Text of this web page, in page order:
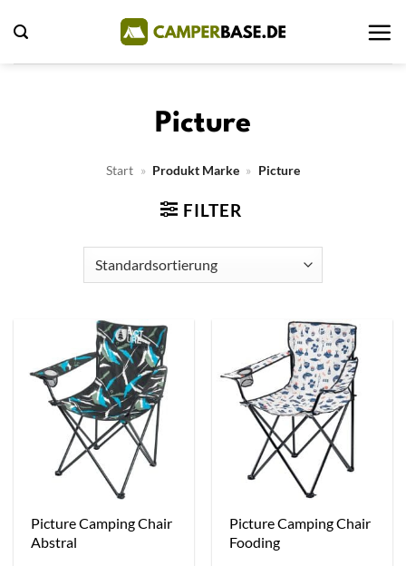
Inhalt
springen
Picture
Start » Produkt Marke » Picture
FILTER
Picture Camping Chair
Abstral
Picture Camping Chair
Fooding